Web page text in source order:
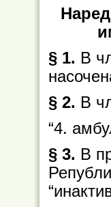
§ 1. В
§ 2. В
“4.
§ 3. В